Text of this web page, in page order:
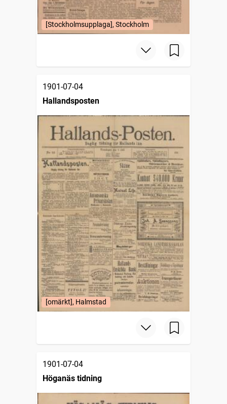
[Stockholmsupplaga], Stockholm
1901-07-04
Hallandsposten
[omärkt], Halmstad
1901-07-04
Höganäs tidning